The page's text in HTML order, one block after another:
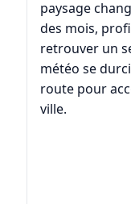
paysage
des mois,
retrouver un
météo se
route pour
ville.